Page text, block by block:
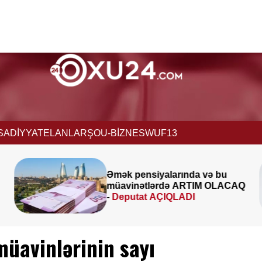
ELANLARŞOU-BİZNESWUF13
İcra başçısı üç qurumu
birləşdirdi, yeni rəis təyin etdi -
FOTO
sayı